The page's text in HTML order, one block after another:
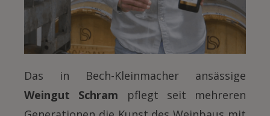
Das in Bech-Kleinmacher ansässige
Weingut Schram pflegt seit mehreren